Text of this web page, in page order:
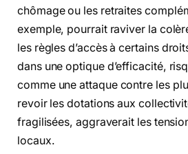
chômage ou les retraites
exemple, pourrait raviver la
les règles d’accès à certains
dans une optique d’efficacité,
comme une attaque contre les
revoir les dotations aux
fragilisées, aggraverait les
locaux.